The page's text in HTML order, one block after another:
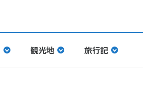
観光地 旅行記